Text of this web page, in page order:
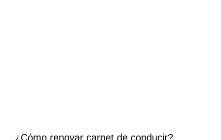
¿Cómo renovar carnet de conducir?